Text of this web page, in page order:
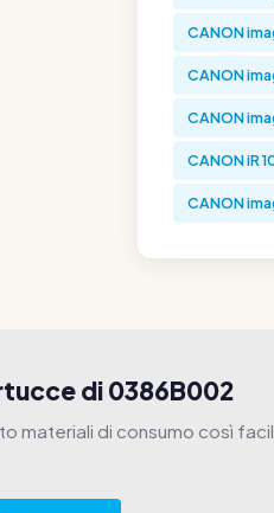
CANON
CANON
CANON
CANON iR
CANON
di 0386B002
materiali di consumo così